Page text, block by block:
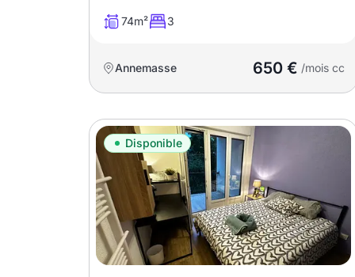
74m² 3
Annemasse 650 € /mois cc
Disponible